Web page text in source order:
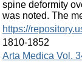
spine deformity
was noted. The
https://
1810-1852
Arta Medica Vol.